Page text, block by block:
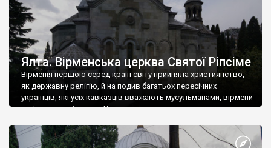
Ялта. Вірменська церква Святої Ріпсіме
Вірменія першою серед країн світу прийняла християнство,
як державну релігію, й на подив багатьох пересічних
українців, які усіх кавказців вважають мусульманами, вірмени
є відданими вірянами Христа